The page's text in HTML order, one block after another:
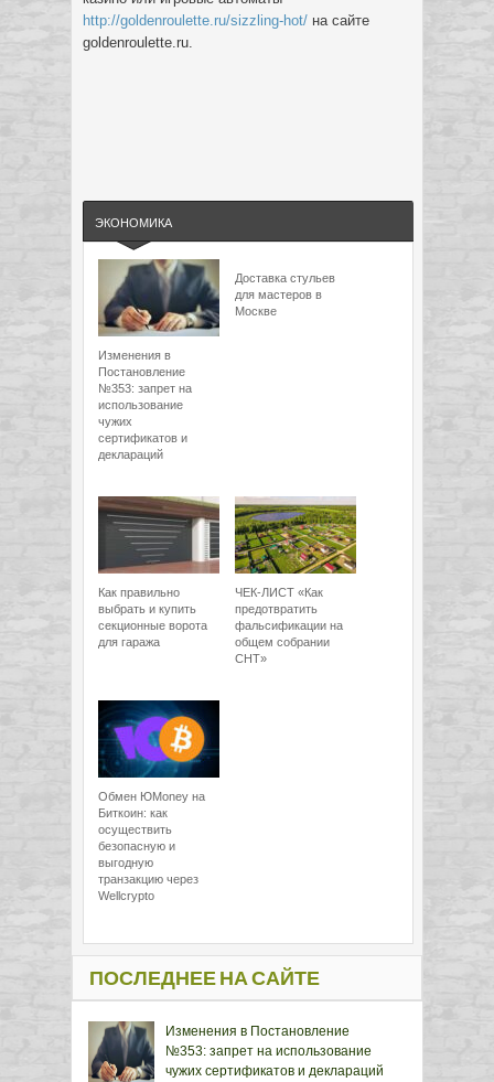
http://goldenroulette.ru/sizzling-hot/ на сайте
goldenroulette.ru.
ЭКОНОМИКА
Изменения в
Постановление
№353: запрет на
использование
чужих
сертификатов и
деклараций
Доставка стульев
для мастеров в
Москве
Как правильно
выбрать и купить
секционные ворота
для гаража
ЧЕК-ЛИСТ «Как
предотвратить
фальсификации на
общем собрании
СНТ»
Обмен ЮMoney на
Биткоин: как
осуществить
безопасную и
выгодную
транзакцию через
Wellcrypto
ПОСЛЕДНЕЕ НА САЙТЕ
Изменения в Постановление
№353: запрет на использование
чужих сертификатов и деклараций